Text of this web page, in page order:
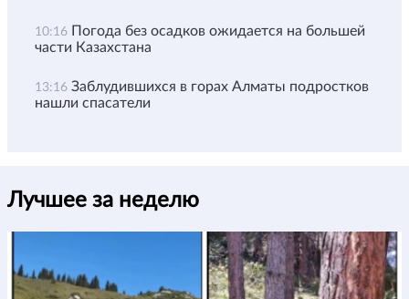
10:16 Погода без осадков ожидается на большей
части Казахстана
13:16 Заблудившихся в горах Алматы подростков
нашли спасатели
Лучшее за неделю